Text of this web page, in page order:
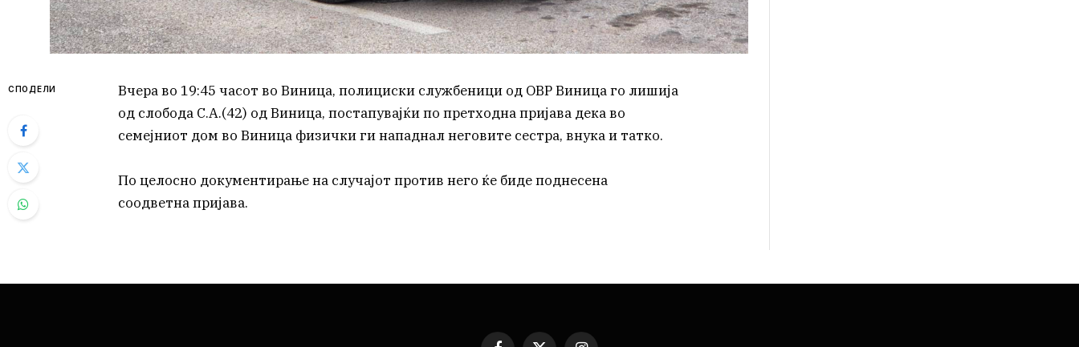
СПОДЕЛИ
Вчера во 19:45 часот во Виница, полициски службеници од ОВР Виница го лишија
од слобода С.А.(42) од Виница, постапувајќи по претходна пријава дека во
семејниот дом во Виница физички ги нападнал неговите сестра, внука и татко.
По целосно документирање на случајот против него ќе биде поднесена
соодветна пријава.